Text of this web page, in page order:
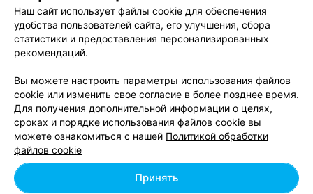
Магазины аксессуаров возле метро Кунцевщина
в Минске
Добавить компанию
Добавить специалиста
Наш сайт использует файлы cookie для обеспечения
удобства пользователей сайта, его улучшения, сбора
статистики и предоставления персонализированных
рекомендаций.
Вы можете настроить параметры использования файлов
cookie или изменить свое согласие в более позднее время.
Для получения дополнительной информации о целях,
сроках и порядке использования файлов cookie вы
можете ознакомиться с нашей Политикой обработки
файлов cookie
Принять